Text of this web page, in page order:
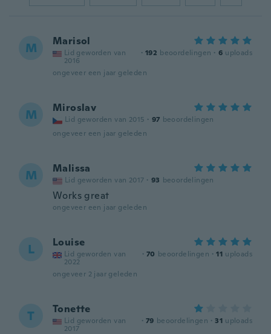
M Marisol
Lid geworden van
2016
· 192 beoordelingen · 6 uploads
ongeveer een jaar geleden
M Miroslav
Lid geworden van 2015 · 97 beoordelingen
ongeveer een jaar geleden
M Malissa
Lid geworden van 2017 · 93 beoordelingen
Works great
ongeveer een jaar geleden
L Louise
Lid geworden van
2022
· 70 beoordelingen · 11 uploads
ongeveer 2 jaar geleden
T Tonette
Lid geworden van
2017
· 79 beoordelingen · 31 uploads